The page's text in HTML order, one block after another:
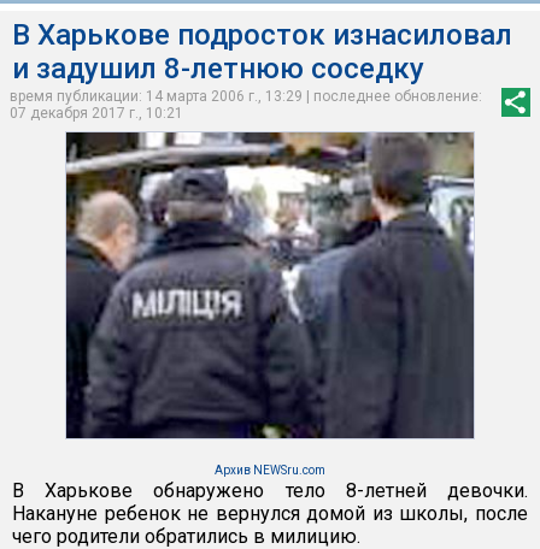
В Харькове подросток изнасиловал
и задушил 8-летнюю соседку
время публикации: 14 марта 2006 г., 13:29 | последнее обновление:
07 декабря 2017 г., 10:21
Архив NEWSru.com
В Харькове обнаружено тело 8-летней девочки.
Накануне ребенок не вернулся домой из школы, после
чего родители обратились в милицию.